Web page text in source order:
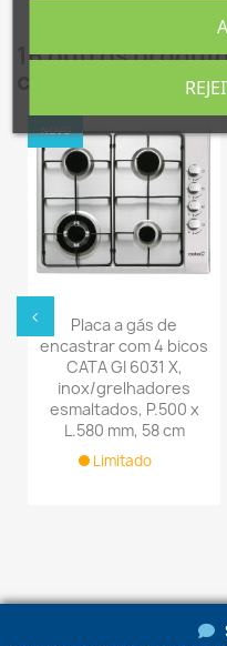
16 outros
Placa a gás de
encastrar com 4 bicos
CATA GI 6031 X,
inox/grelhadores
esmaltados, P.500 x
L.580 mm, 58 cm
Limitado
‹